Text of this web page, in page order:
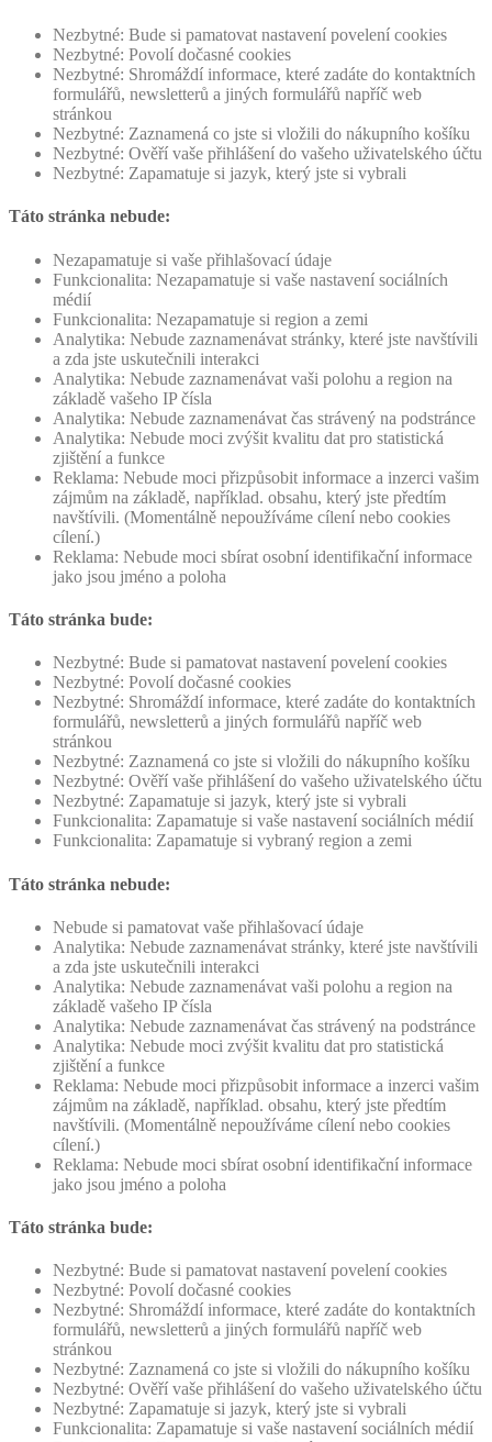
Nezbytné: Bude si pamatovat nastavení povelení cookies
Nezbytné: Povolí dočasné cookies
Nezbytné: Shromáždí informace, které zadáte do kontaktních
formulářů, newsletterů a jiných formulářů napříč web
stránkou
Nezbytné: Zaznamená co jste si vložili do nákupního košíku
Nezbytné: Ověří vaše přihlášení do vašeho uživatelského účtu
Nezbytné: Zapamatuje si jazyk, který jste si vybrali
Táto stránka nebude:
Nezapamatuje si vaše přihlašovací údaje
Funkcionalita: Nezapamatuje si vaše nastavení sociálních
médií
Funkcionalita: Nezapamatuje si region a zemi
Analytika: Nebude zaznamenávat stránky, které jste navštívili
a zda jste uskutečnili interakci
Analytika: Nebude zaznamenávat vaši polohu a region na
základě vašeho IP čísla
Analytika: Nebude zaznamenávat čas strávený na podstránce
Analytika: Nebude moci zvýšit kvalitu dat pro statistická
zjištění a funkce
Reklama: Nebude moci přizpůsobit informace a inzerci vašim
zájmům na základě, například. obsahu, který jste předtím
navštívili. (Momentálně nepoužíváme cílení nebo cookies
cílení.)
Reklama: Nebude moci sbírat osobní identifikační informace
jako jsou jméno a poloha
Táto stránka bude:
Nezbytné: Bude si pamatovat nastavení povelení cookies
Nezbytné: Povolí dočasné cookies
Nezbytné: Shromáždí informace, které zadáte do kontaktních
formulářů, newsletterů a jiných formulářů napříč web
stránkou
Nezbytné: Zaznamená co jste si vložili do nákupního košíku
Nezbytné: Ověří vaše přihlášení do vašeho uživatelského účtu
Nezbytné: Zapamatuje si jazyk, který jste si vybrali
Funkcionalita: Zapamatuje si vaše nastavení sociálních médií
Funkcionalita: Zapamatuje si vybraný region a zemi
Táto stránka nebude:
Nebude si pamatovat vaše přihlašovací údaje
Analytika: Nebude zaznamenávat stránky, které jste navštívili
a zda jste uskutečnili interakci
Analytika: Nebude zaznamenávat vaši polohu a region na
základě vašeho IP čísla
Analytika: Nebude zaznamenávat čas strávený na podstránce
Analytika: Nebude moci zvýšit kvalitu dat pro statistická
zjištění a funkce
Reklama: Nebude moci přizpůsobit informace a inzerci vašim
zájmům na základě, například. obsahu, který jste předtím
navštívili. (Momentálně nepoužíváme cílení nebo cookies
cílení.)
Reklama: Nebude moci sbírat osobní identifikační informace
jako jsou jméno a poloha
Táto stránka bude:
Nezbytné: Bude si pamatovat nastavení povelení cookies
Nezbytné: Povolí dočasné cookies
Nezbytné: Shromáždí informace, které zadáte do kontaktních
formulářů, newsletterů a jiných formulářů napříč web
stránkou
Nezbytné: Zaznamená co jste si vložili do nákupního košíku
Nezbytné: Ověří vaše přihlášení do vašeho uživatelského účtu
Nezbytné: Zapamatuje si jazyk, který jste si vybrali
Funkcionalita: Zapamatuje si vaše nastavení sociálních médií